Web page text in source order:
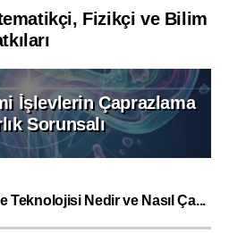
Fizikçi ve Bilim
İşlevlerin Çaprazlama
Sorunsalı
Teknolojisi Nedir ve Nasıl Ça...